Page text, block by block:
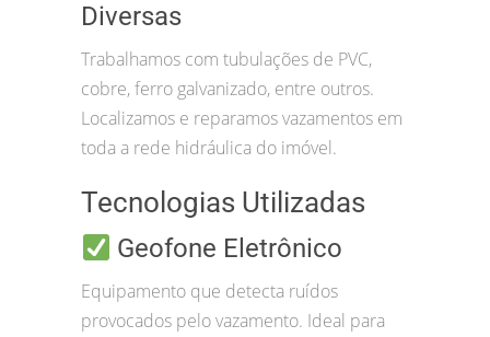
Diversas
Trabalhamos com tubulações de PVC,
cobre, ferro galvanizado, entre outros.
Localizamos e reparamos vazamentos em
toda a rede hidráulica do imóvel.
Tecnologias Utilizadas
Geofone Eletrônico
Equipamento que detecta ruídos
provocados pelo vazamento. Ideal para